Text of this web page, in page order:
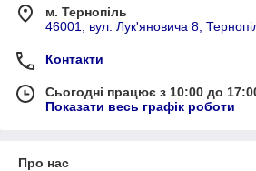
м. Тернопіль
46001, вул. Лук'яновича 8,
Контакти
Сьогодні працює з 10:00 до
Показати весь графік роботи
Про нас